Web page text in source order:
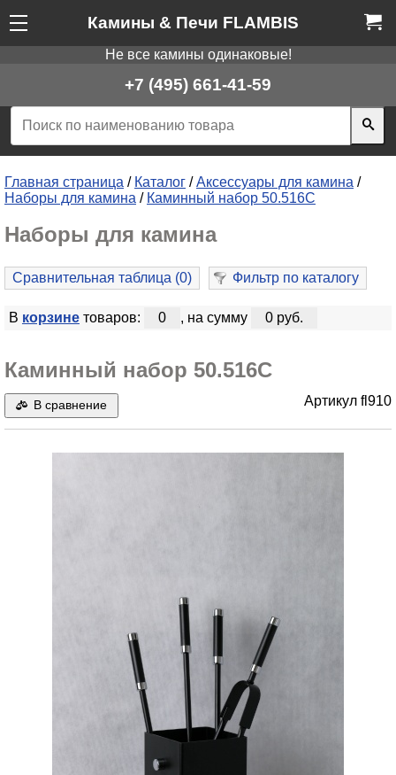
Камины & Печи FLAMBIS
Не все камины одинаковые!
+7 (495) 661-41-59
Главная страница / Каталог /Аксессуары для камина /
Наборы для камина / Каминный набор 50.516C
Наборы для камина
Сравнительная таблица (0) Фильтр по каталогу
В корзинетоваров: 0 , на сумму 0 руб.
Каминный набор 50.516C
В сравнение Артикул fl910